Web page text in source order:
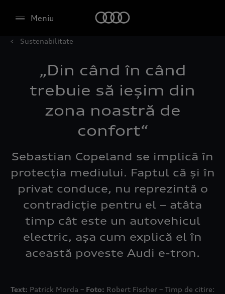
Meniu
Sustenabilitate
„Din când în când
trebuie să ieșim din
zona noastră de
confort“
Sebastian Copeland se implică în
protecția mediului. Faptul că și în
privat conduce, nu reprezintă o
contradicție pentru el – atâta
timp cât este un autovehicul
electric, așa cum explică el în
această poveste Audi e-tron.
Text: Patrick Morda – Foto: Robert Fischer – Timp de citire: